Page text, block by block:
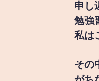
申し
勉強
私は
その